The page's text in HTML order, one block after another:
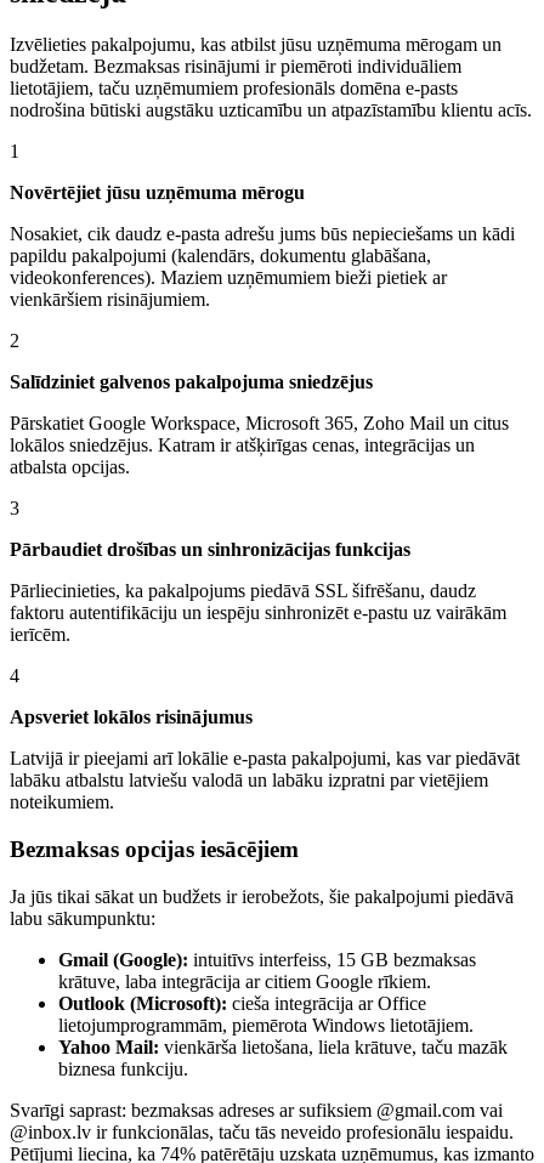
Izvēlieties pakalpojumu, kas atbilst jūsu uzņēmuma mērogam un
budžetam. Bezmaksas risinājumi ir piemēroti individuāliem
lietotājiem, taču uzņēmumiem profesionāls domēna e-pasts
nodrošina būtiski augstāku uzticamību un atpazīstamību klientu acīs.
1
Novērtējiet jūsu uzņēmuma mērogu
Nosakiet, cik daudz e-pasta adrešu jums būs nepieciešams un kādi
papildu pakalpojumi (kalendārs, dokumentu glabāšana,
videokonferences). Maziem uzņēmumiem bieži pietiek ar
vienkāršiem risinājumiem.
2
Salīdziniet galvenos pakalpojuma sniedzējus
Pārskatiet Google Workspace, Microsoft 365, Zoho Mail un citus
lokālos sniedzējus. Katram ir atšķirīgas cenas, integrācijas un
atbalsta opcijas.
3
Pārbaudiet drošības un sinhronizācijas funkcijas
Pārliecinieties, ka pakalpojums piedāvā SSL šifrēšanu, daudz
faktoru autentifikāciju un iespēju sinhronizēt e-pastu uz vairākām
ierīcēm.
4
Apsveriet lokālos risinājumus
Latvijā ir pieejami arī lokālie e-pasta pakalpojumi, kas var piedāvāt
labāku atbalstu latviešu valodā un labāku izpratni par vietējiem
noteikumiem.
Bezmaksas opcijas iesācējiem
Ja jūs tikai sākat un budžets ir ierobežots, šie pakalpojumi piedāvā
labu sākumpunktu:
Gmail (Google): intuitīvs interfeiss, 15 GB bezmaksas
krātuve, laba integrācija ar citiem Google rīkiem.
Outlook (Microsoft): cieša integrācija ar Office
lietojumprogrammām, piemērota Windows lietotājiem.
Yahoo Mail: vienkārša lietošana, liela krātuve, taču mazāk
biznesa funkciju.
Svarīgi saprast: bezmaksas adreses ar sufiksiem @gmail.com vai
@inbox.lv ir funkcionālas, taču tās neveido profesionālu iespaidu.
Pētījumi liecina, ka 74% patērētāju uzskata uzņēmumus, kas izmanto